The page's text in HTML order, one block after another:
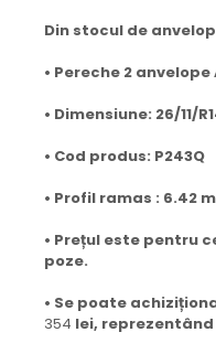
Din stocul de
• Pereche 2 anvelope
• Dimensiune: 26/11/
• Cod produs: P243Q
• Profil ramas : 6.42
• Prețul este pentru
poze.
• Se poate
354 lei,